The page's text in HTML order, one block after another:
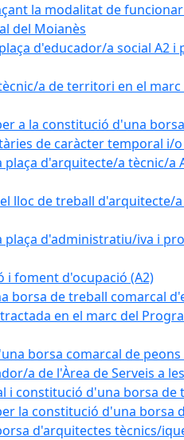
la modalitat de
del Moianès
d'educador/a social A2
a de territori en el marc
a la constitució d'una
de caràcter temporal i/o
d'arquitecte/a tècnic/
lloc de treball d'arquitecte/
d'administratiu/iva i
i foment d'ocupació (A2)
borsa de treball comarcal
en el marc del
borsa comarcal de
a de l'Àrea de Serveis a
i constitució d'una borsa de
la constitució d'una borsa
d'arquitectes tècnics/